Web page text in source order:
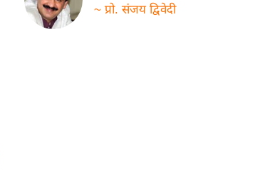
~ प्रो. संजय द्विवेदी